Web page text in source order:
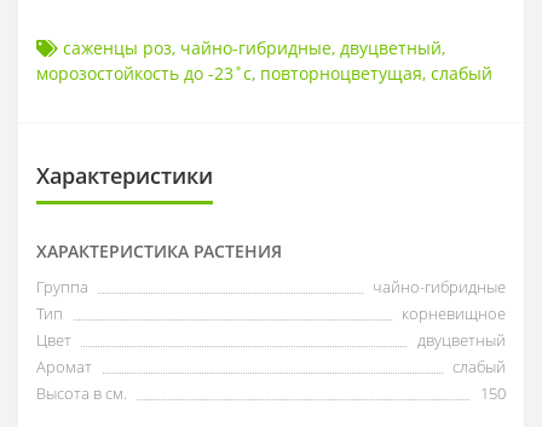
саженцы роз, чайно-гибридные, двуцветный,
морозостойкость до -23˚с, повторноцветущая, слабый
Характеристики
ХАРАКТЕРИСТИКА РАСТЕНИЯ
Группа
чайно-гибридные
Тип
корневищное
Цвет
двуцветный
Аромат
слабый
Высота в см.
150